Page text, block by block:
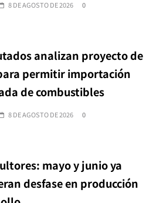
8 DE AGOSTO DE 2026 0
analizan proyecto de
permitir importación
de combustibles
8 DE AGOSTO DE 2026 0
mayo y junio ya
desfase en producción